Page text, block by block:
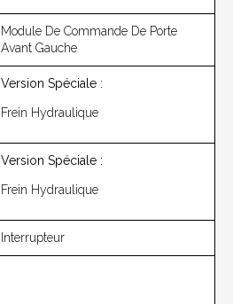
Module De Commande De Porte
Avant Gauche
Version Spéciale :
Frein Hydraulique
Version Spéciale :
Frein Hydraulique
Interrupteur